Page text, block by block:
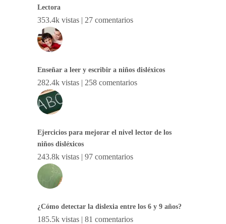
Lectora
353.4k vistas | 27 comentarios
Enseñar a leer y escribir a niños disléxicos
282.4k vistas | 258 comentarios
Ejercicios para mejorar el nivel lector de los
niños disléxicos
243.8k vistas | 97 comentarios
¿Cómo detectar la dislexia entre los 6 y 9 años?
185.5k vistas | 81 comentarios